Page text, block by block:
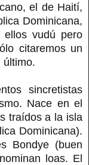
el de Haití,
Dominicana,
vudú pero
citaremos un
último.
sincretistas
Nace en el
traídos a la isla
Dominicana).
Bondye (buen
loas. El